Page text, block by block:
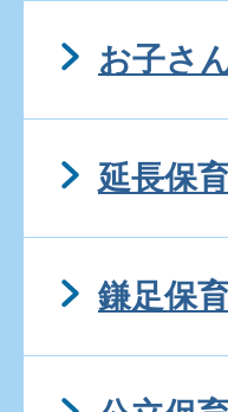
お子さ
延長保
鎌足保